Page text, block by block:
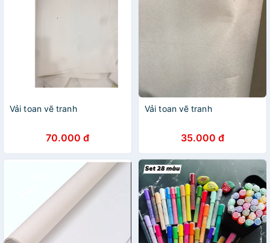
Vải toan vẽ tranh
70.000 đ
Vải toan vẽ tranh
35.000 đ